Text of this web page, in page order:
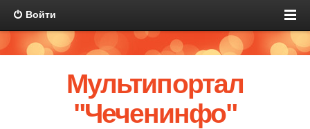
Войти
Мультипортал
"Чеченинфо"